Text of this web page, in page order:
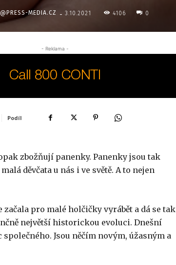
MEDIA.CZ - 3.10.2021 4106 0
- Reklama -
Podíl
zbožňují panenky. Panenky jsou tak
děvčata u nás i ve světě. A to nejen
pro malé holčičky vyrábět a dá se tak
největší historickou evoluci. Dnešní
Jsou něčím novým, úžasným a